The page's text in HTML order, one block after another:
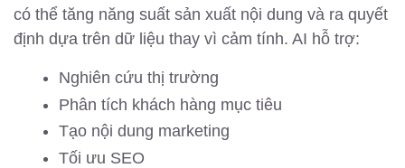
có thể tăng năng suất sản xuất nội dung và ra quyết
định dựa trên dữ liệu thay vì cảm tính. AI hỗ trợ:
Nghiên cứu thị trường
Phân tích khách hàng mục tiêu
Tạo nội dung marketing
Tối ưu SEO